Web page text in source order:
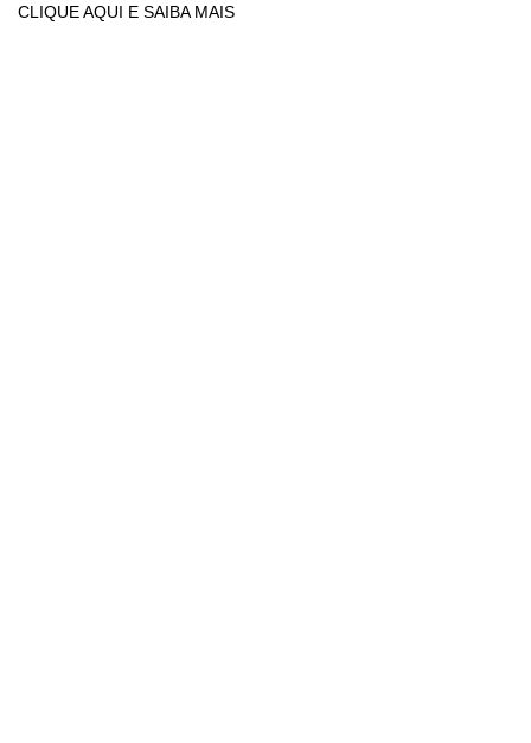
CLIQUE AQUI E SAIBA MAIS